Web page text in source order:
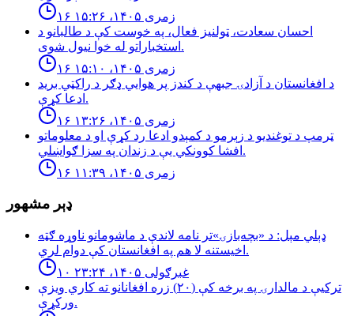
۱۶ زمری ۱۴۰۵، ۱۵:۲۶
احسان سعادت، ټولنیز فعال، په خوست کې د طالبانو د
استخباراتو له خوا نیول شوی.
۱۶ زمری ۱۴۰۵، ۱۵:۱۰
د افغانستان د آزادۍ جبهې د کندز پر هوايي ډګر د راکټي برید
ادعا کړې.
۱۶ زمری ۱۴۰۵، ۱۳:۲۶
ټرمپ د توغندیو د زېرمو د کمېدو ادعا رد کړې او د معلوماتو
افشا کوونکي یې د زندان په سزا ګواښلي.
۱۶ زمری ۱۴۰۵، ۱۱:۳۹
ډېر مشهور
ډېلي مېل: د «بچه‌بازۍ»تر نامه لاندې د ماشومانو ناوړه ګټه
اخیستنه لا هم په افغانستان کې دوام لري.
۱۰ غبرګولی ۱۴۰۵، ۲۳:۲۴
تركيې د مالدارۍ په برخه كې (٢٠) زره افغانانو ته كاري ويزې
وركړې.